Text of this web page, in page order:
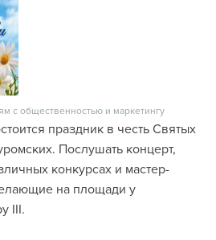
с общественностью и маркетингу
праздник в честь Святых
Послушать концерт,
конкурсах и мастер-
на площади у
III.